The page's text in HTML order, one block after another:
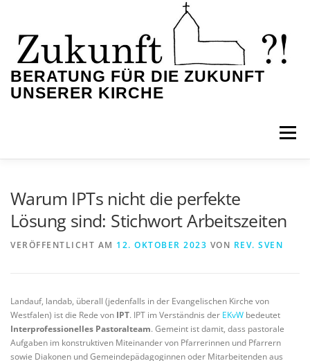
springen
BERATUNG FÜR DIE ZUKUNFT
UNSERER KIRCHE
Menü
Warum IPTs nicht die perfekte
Lösung sind: Stichwort Arbeitszeiten
VERÖFFENTLICHT AM 12. OKTOBER 2023 VON REV. SVEN
Landauf, landab, überall (jedenfalls in der Evangelischen Kirche von
Westfalen) ist die Rede von IPT. IPT im Verständnis der EKvW bedeutet
Interprofessionelles Pastoralteam. Gemeint ist damit, dass pastorale
Aufgaben im konstruktiven Miteinander von Pfarrerinnen und Pfarrern
sowie Diakonen und Gemeindepädagoginnen oder Mitarbeitenden aus